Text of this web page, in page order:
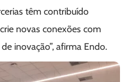
têm contribuído
novas conexões com
inovação”, afirma Endo.